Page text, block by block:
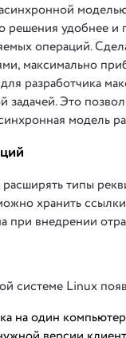
решения удобнее
операций.
максимально
разработчика
Это
модель
типы
хранить
при внедрении
системе Linux
на один